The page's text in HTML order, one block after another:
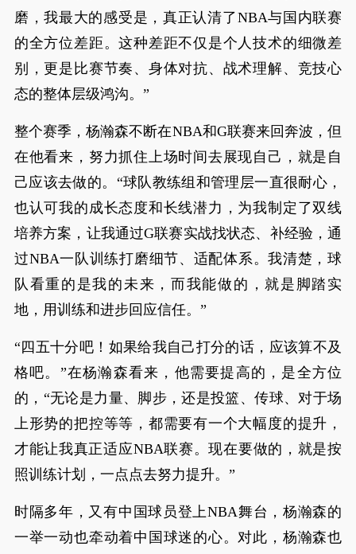
磨，我最大的感受是，真正认清了NBA与国内联赛
的全方位差距。这种差距不仅是个人技术的细微差
别，更是比赛节奏、身体对抗、战术理解、竞技心
态的整体层级鸿沟。”
整个赛季，杨瀚森不断在NBA和G联赛来回奔波，但
在他看来，努力抓住上场时间去展现自己，就是自
己应该去做的。“球队教练组和管理层一直很耐心，
也认可我的成长态度和长线潜力，为我制定了双线
培养方案，让我通过G联赛实战找状态、补经验，通
过NBA一队训练打磨细节、适配体系。我清楚，球
队看重的是我的未来，而我能做的，就是脚踏实
地，用训练和进步回应信任。”
“四五十分吧！如果给我自己打分的话，应该算不及
格吧。”在杨瀚森看来，他需要提高的，是全方位
的，“无论是力量、脚步，还是投篮、传球、对于场
上形势的把控等等，都需要有一个大幅度的提升，
才能让我真正适应NBA联赛。现在要做的，就是按
照训练计划，一点点去努力提升。”
时隔多年，又有中国球员登上NBA舞台，杨瀚森的
一举一动也牵动着中国球迷的心。对此，杨瀚森也